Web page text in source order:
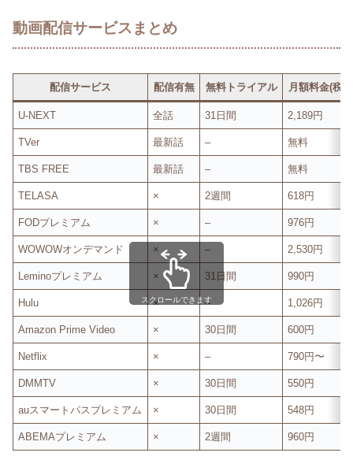
動画配信サービスまとめ
配信サービス 配信有無 無料トライアル 月額料金(税
U-NEXT 全話 31日間 2,189円
TVer 最新話 – 無料
TBS FREE 最新話 – 無料
TELASA × 2週間 618円
FODプレミアム × – 976円
WOWOWオンデマンド × – 2,530円
Leminoプレミアム × 31日間 990円
Hulu × – 1,026円
Amazon Prime Video × 30日間 600円
Netflix × – 790円〜
DMMTV × 30日間 550円
auスマートパスプレミアム × 30日間 548円
ABEMAプレミアム × 2週間 960円
スクロールできます